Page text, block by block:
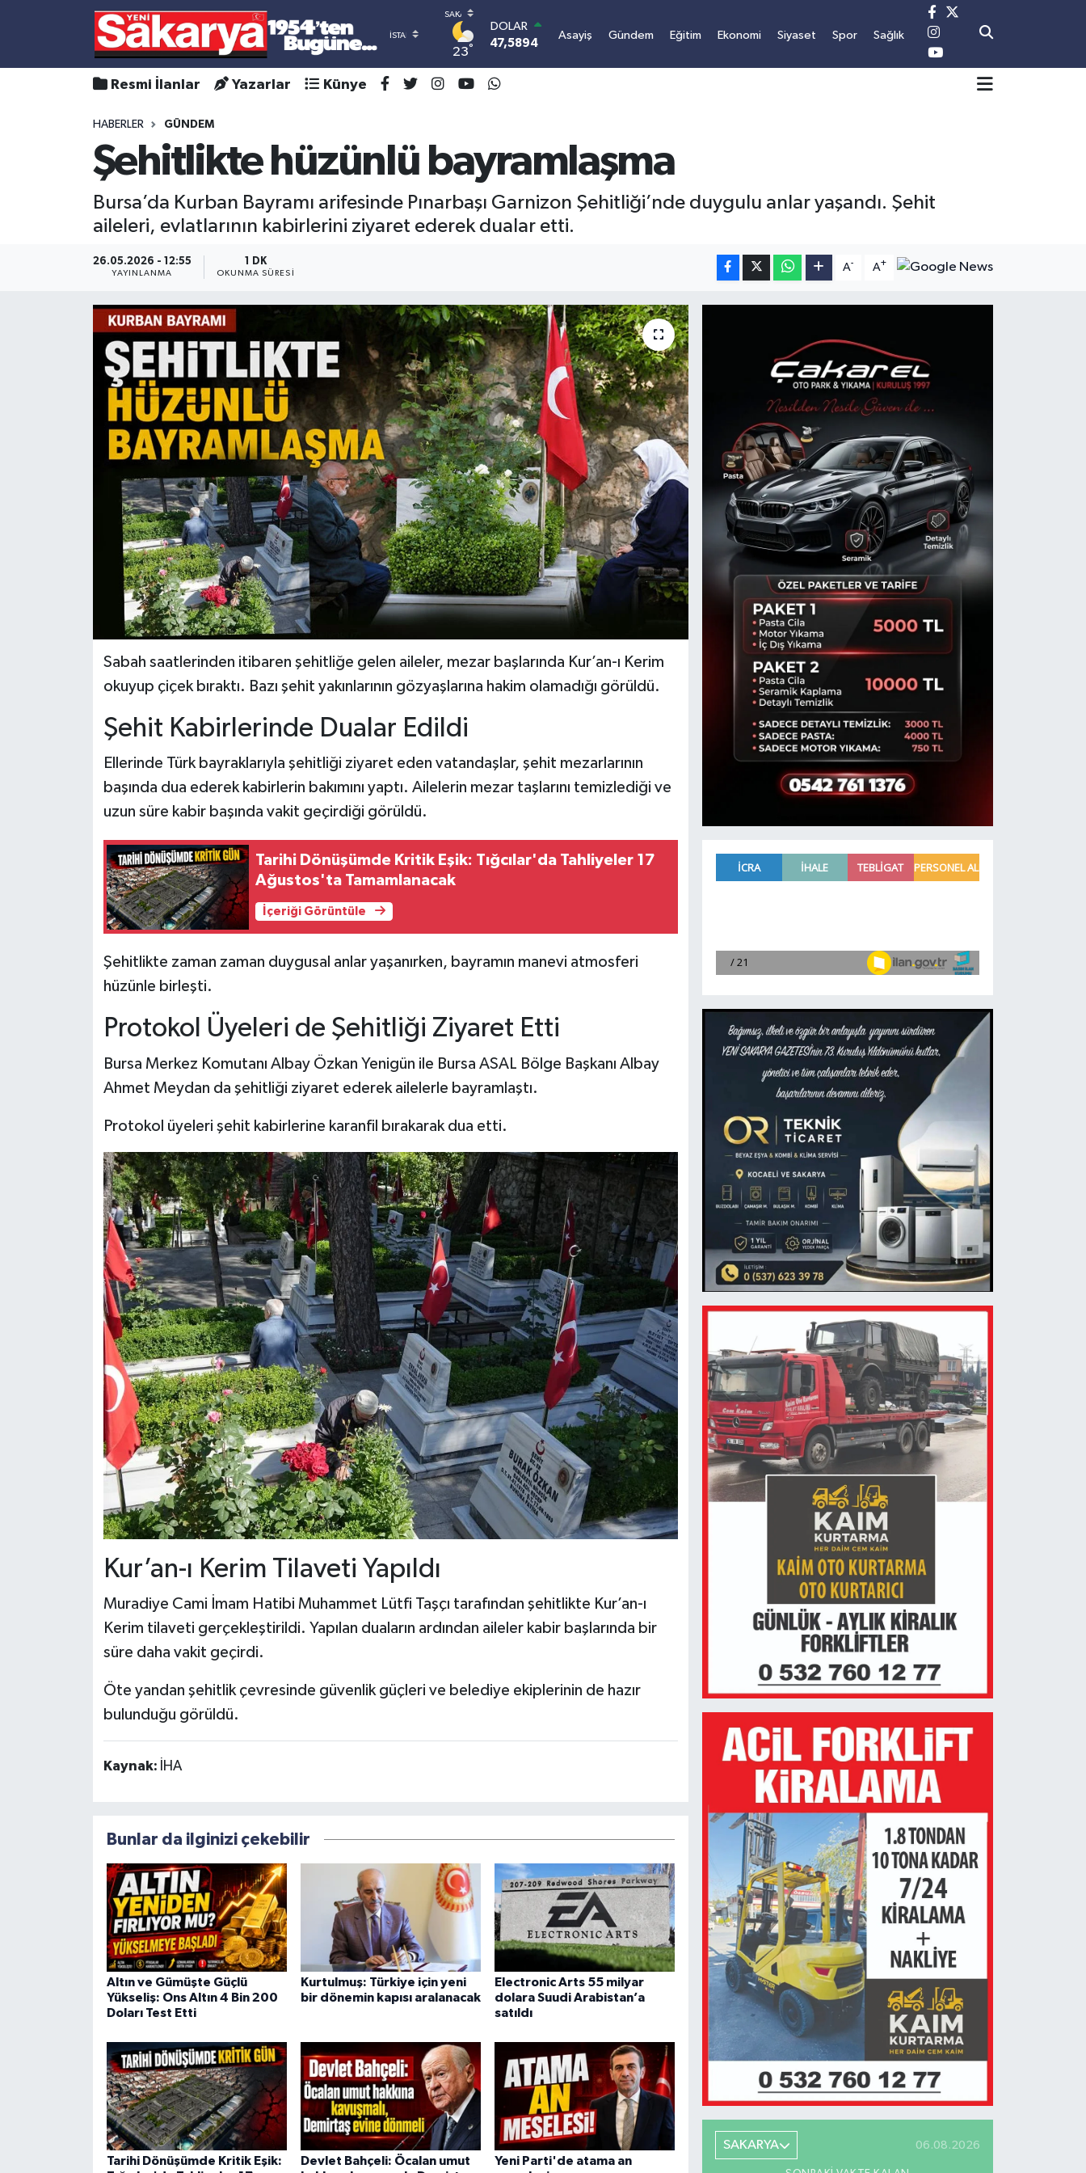
23°
DOLAR
47,5894
55,0398
4.44
BİST100
13.703
BITCOIN
1.32
Asayiş Gündem Eğitim Ekonomi Siyaset Spor Sağlık
Resmi İlanlar Yazarlar Künye
HABERLER GÜNDEM
Şehitlikte hüzünlü bayramlaşma
Bursa’da Kurban Bayramı arifesinde Pınarbaşı Garnizon Şehitliği’nde duygulu anlar yaşandı. Şehit
aileleri, evlatlarının kabirlerini ziyaret ederek dualar etti.
26.05.2026 - 12:55
YAYINLANMA
1 DK
OKUNMA SÜRESI
A- A+
Sabah saatlerinden itibaren şehitliğe gelen aileler, mezar başlarında Kur’an-ı Kerim
okuyup çiçek bıraktı. Bazı şehit yakınlarının gözyaşlarına hakim olamadığı görüldü.
Şehit Kabirlerinde Dualar Edildi
Ellerinde Türk bayraklarıyla şehitliği ziyaret eden vatandaşlar, şehit mezarlarının
başında dua ederek kabirlerin bakımını yaptı. Ailelerin mezar taşlarını temizlediği ve
uzun süre kabir başında vakit geçirdiği görüldü.
Tarihi Dönüşümde Kritik Eşik: Tığcılar'da Tahliyeler 17
Ağustos'ta Tamamlanacak
İçeriği Görüntüle
Şehitlikte zaman zaman duygusal anlar yaşanırken, bayramın manevi atmosferi
hüzünle birleşti.
Protokol Üyeleri de Şehitliği Ziyaret Etti
Bursa Merkez Komutanı Albay Özkan Yenigün ile Bursa ASAL Bölge Başkanı Albay
Ahmet Meydan da şehitliği ziyaret ederek ailelerle bayramlaştı.
Protokol üyeleri şehit kabirlerine karanfil bırakarak dua etti.
Kur’an-ı Kerim Tilaveti Yapıldı
Muradiye Cami İmam Hatibi Muhammet Lütfi Taşçı tarafından şehitlikte Kur’an-ı
Kerim tilaveti gerçekleştirildi. Yapılan duaların ardından aileler kabir başlarında bir
süre daha vakit geçirdi.
Öte yandan şehitlik çevresinde güvenlik güçleri ve belediye ekiplerinin de hazır
bulunduğu görüldü.
Kaynak: İHA
Bunlar da ilginizi çekebilir
Altın ve Gümüşte Güçlü
Yükseliş: Ons Altın 4 Bin 200
Doları Test Etti
Kurtulmuş: Türkiye için yeni
bir dönemin kapısı aralanacak
Electronic Arts 55 milyar
dolara Suudi Arabistan’a
satıldı
Tarihi Dönüşümde Kritik Eşik:
Devlet Bahçeli: Öcalan umut
Yeni Parti'de atama an
SAKARYA 06.08.2026